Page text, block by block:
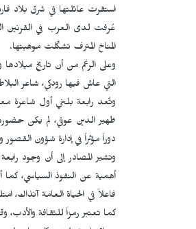
استقرت عائلتها في شرق بلاد
عُرفت لدى العرب في القرنين
المناخ المترف تشكّلت موهبتها.
وعلى الرغم من أن تاريخ
التي عاش فيها رودكي، شاعر البلاط
وتُعد رابعة بلخي أول شاعرة
ظهير الدين عوفي، لم يكن
دوراً مؤثراً في إدارة شؤون القصور
وتشير المصادر إلى أن وجود
أهمية عن النفوذ السياسي، كما
فاعلاً في الحياة العامة
كما تعتبر رمزاً للثقافة